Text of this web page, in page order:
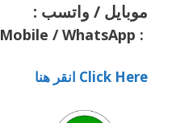
موبايل / واتسب :
:
Mobile / WhatsApp
Click Here انقر هنا